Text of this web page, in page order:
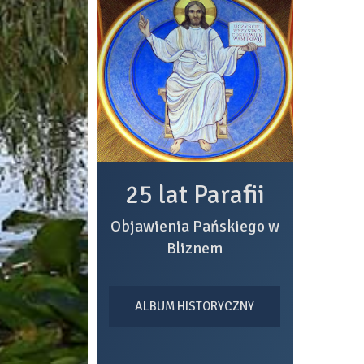
25 lat Parafii
Objawienia Pańskiego w
Bliznem
ALBUM HISTORYCZNY